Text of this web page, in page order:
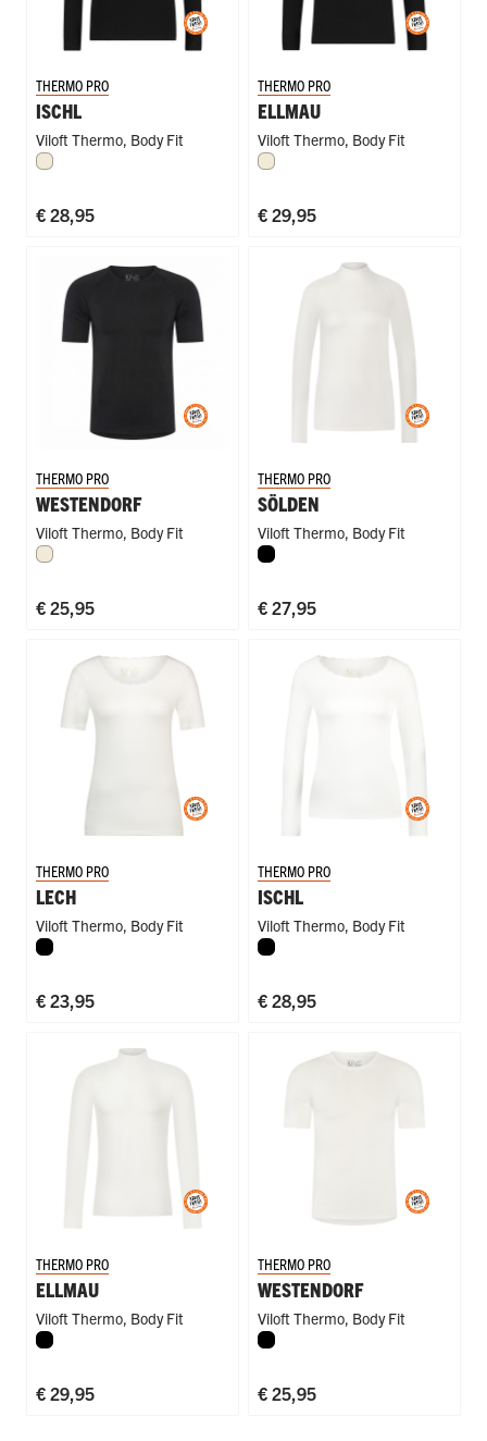
THERMO PRO
ISCHL
Viloft Thermo, Body Fit
Wolwit
€ 28,95
THERMO PRO
ELLMAU
Viloft Thermo, Body Fit
Wolwit
€ 29,95
THERMO PRO
WESTENDORF
Viloft Thermo, Body Fit
Wolwit
€ 25,95
THERMO PRO
SÖLDEN
Viloft Thermo, Body Fit
Zwart
€ 27,95
THERMO PRO
LECH
Viloft Thermo, Body Fit
Zwart
€ 23,95
THERMO PRO
ISCHL
Viloft Thermo, Body Fit
Zwart
€ 28,95
THERMO PRO
ELLMAU
Viloft Thermo, Body Fit
Zwart
€ 29,95
THERMO PRO
WESTENDORF
Viloft Thermo, Body Fit
Zwart
€ 25,95